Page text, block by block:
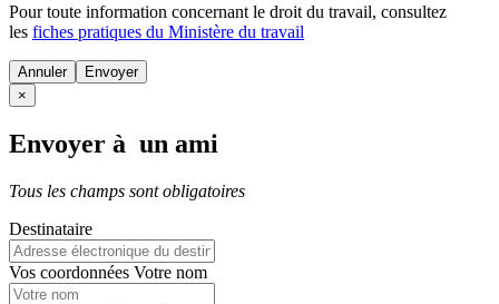
Pour toute information concernant le droit du travail, consultez
les fiches pratiques du Ministère du travail
Annuler
×
Envoyer à un ami
Tous les champs sont obligatoires
Destinataire
Vos coordonnées Votre nom